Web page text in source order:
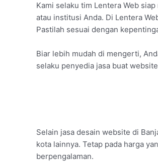
Kami selaku tim Lentera Web
atau institusi Anda. Di Lentera
Pastilah sesuai dengan
Biar lebih mudah di mengerti,
selaku penyedia jasa buat
Selain jasa desain website di
kota lainnya. Tetap pada harga
berpengalaman.